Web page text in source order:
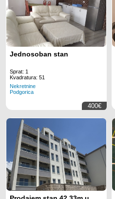
Jednosoban stan
Sprat: 1
Kvadratura: 51
Nekretnine
Podgorica
400€